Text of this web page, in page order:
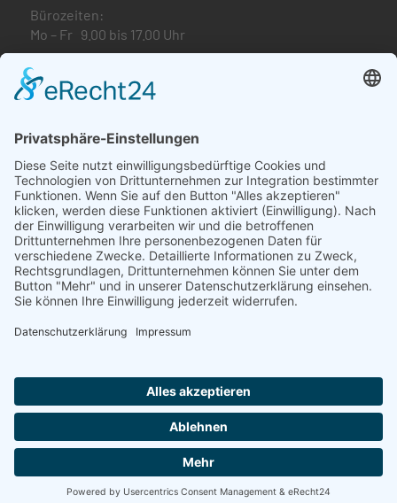
Bürozeiten:
Mo – Fr 9.00 bis 17.00 Uhr
info@bauernhausmanufaktur.de
Tel.:02838 / 97 82 72
Impressum
Datenschutzerklärung
Sitemap
Cookie-Einstellungen